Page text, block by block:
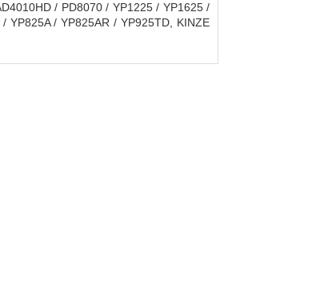
/ PD8070 / YP1225 / YP1625 /
YP825A / YP825AR / YP925TD, KINZE